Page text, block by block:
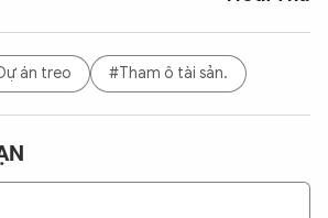
án treo #Tham ô tài sản.